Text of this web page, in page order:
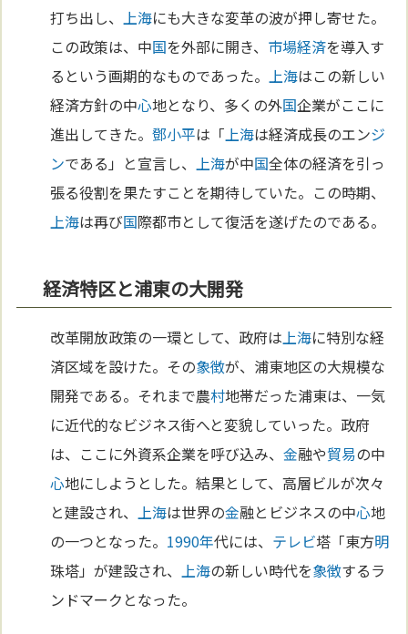
打ち出し、上海にも大きな変革の波が押し寄せた。
この政策は、中国を外部に開き、 市場経済を導入す
るという画期的なものであった。上海はこの新しい
経済方針の中心地となり、多くの外国企業がここに
進出してきた。鄧小平は「上海は経済成長のエンジ
ンである」と宣言し、上海が中国全体の経済を引っ
張る役割を果たすことを期待していた。この時期、
上海は再び国際都市として復活を遂げたのである。
経済特区と浦東の大開発
改革開放政策の一環として、政府は 上海に特別な経
済区域を設けた。その象徴が、浦東地区の大規模な
開発である。それまで農村地帯だった浦東は、一気
に近代的なビジネス街へと変貌していった。政府
は、ここに外資系企業を呼び込み、金融や貿易の中
心地にしようとした。結果として、高層ビルが次々
と建設され、
上海は世界の金融とビジネスの中心地
の一つとなった。 1990年代には、 テレビ塔「東方明
珠塔」が建設され、
上海の新しい時代を象徴するラ
ンドマークとなった。